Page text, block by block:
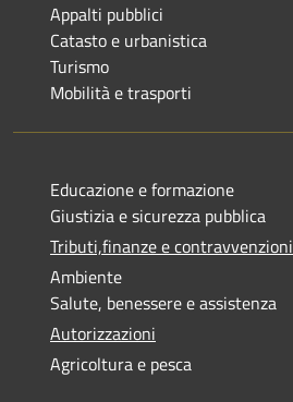
Appalti pubblici
Catasto e urbanistica
Turismo
Mobilità e trasporti
Educazione e formazione
Giustizia e sicurezza pubblica
Tributi,finanze e contravvenzioni
Ambiente
Salute, benessere e assistenza
Autorizzazioni
Agricoltura e pesca